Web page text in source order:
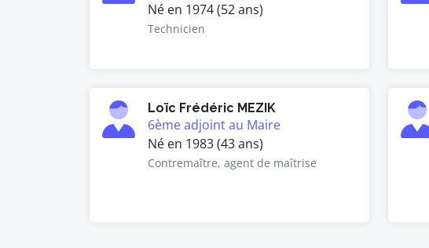
Né en 1974 (52 ans)
Technicien
Loïc Frédéric MEZIK
6ème adjoint au Maire
Né en 1983 (43 ans)
Contremaître, agent de maîtrise